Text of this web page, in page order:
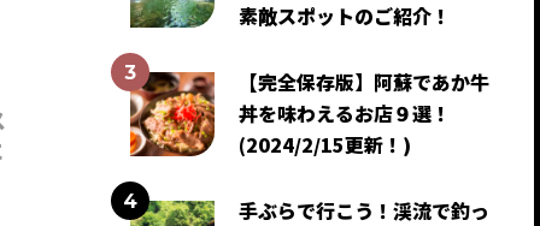
素敵スポットのご紹介！
【完全保存版】阿蘇であか牛
丼を味わえるお店９選！
(2024/2/15更新！)
手ぶらで行こう！渓流で釣っ